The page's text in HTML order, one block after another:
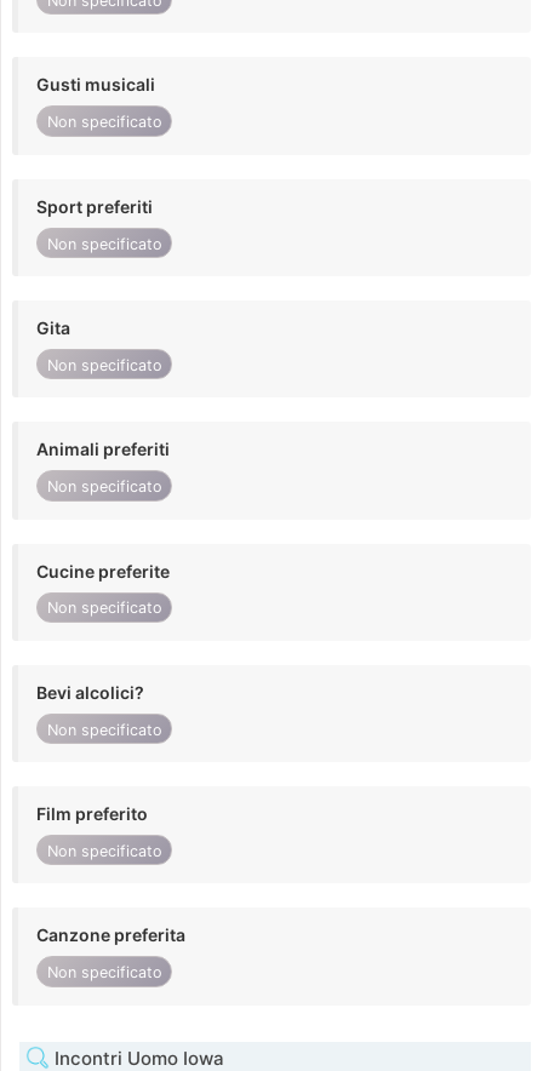
Gusti musicali
Non specificato
Sport preferiti
Non specificato
Gita
Non specificato
Animali preferiti
Non specificato
Cucine preferite
Non specificato
Bevi alcolici?
Non specificato
Film preferito
Non specificato
Canzone preferita
Non specificato
Incontri Uomo Iowa